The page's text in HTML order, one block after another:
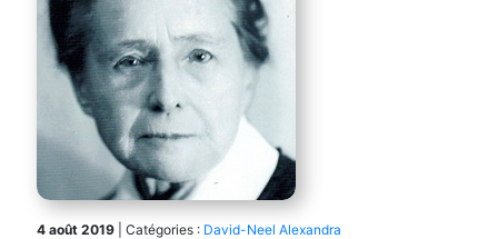
4 août 2019 Catégories : David-Neel Alexandra